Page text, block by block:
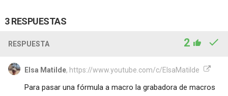
3 RESPUESTAS
RESPUESTA 2
Elsa Matilde, https://www.youtube.com/c/ElsaMatilde
Para pasar una fórmula a macro la grabadora de macros